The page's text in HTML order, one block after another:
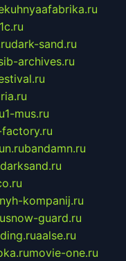
dark-sand.ru
archives.ru
1-mus.ru
bandamn.ru
darksand.ru
kompanij.ru
snow-guard.ru
aalse.ru
movie-one.ru